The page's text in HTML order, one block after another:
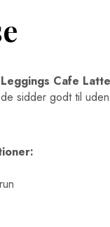
Cafe
sidder godt til